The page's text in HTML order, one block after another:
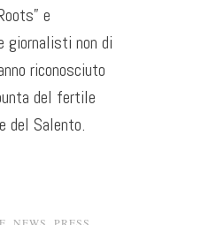
e
giornalisti non di
riconosciuto
del fertile
del Salento.
NEWS PRESS